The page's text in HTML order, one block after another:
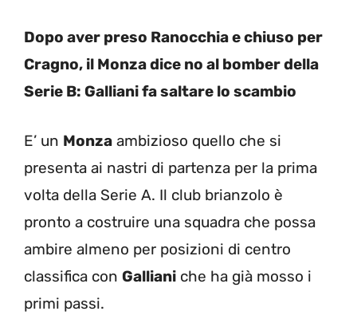
Dopo aver preso Ranocchia e chiuso per
Cragno, il Monza dice no al bomber della
Serie B: Galliani fa saltare lo scambio
E’ un Monza ambizioso quello che si
presenta ai nastri di partenza per la prima
volta della Serie A. Il club brianzolo è
pronto a costruire una squadra che possa
ambire almeno per posizioni di centro
classifica con Galliani che ha già mosso i
primi passi.